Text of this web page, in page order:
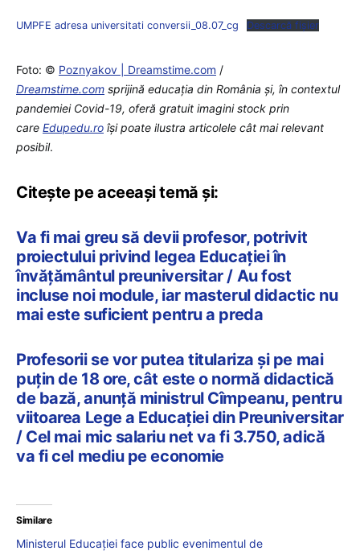
UMPFE adresa universitati conversii_08.07_cg Descarcă fișier
Foto: © Poznyakov | Dreamstime.com /
Dreamstime.com sprijină educaţia din România şi, în contextul
pandemiei Covid-19, oferă gratuit imagini stock prin
care Edupedu.ro îşi poate ilustra articolele cât mai relevant
posibil.
Citește pe aceeași temă și:
Va fi mai greu să devii profesor, potrivit
proiectului privind legea Educației în
învățământul preuniversitar / Au fost
incluse noi module, iar masterul didactic nu
mai este suficient pentru a preda
Profesorii se vor putea titulariza și pe mai
puțin de 18 ore, cât este o normă didactică
de bază, anunță ministrul Cîmpeanu, pentru
viitoarea Lege a Educației din Preuniversitar
/ Cel mai mic salariu net va fi 3.750, adică
va fi cel mediu pe economie
Similare
Ministerul Educației face public evenimentul de